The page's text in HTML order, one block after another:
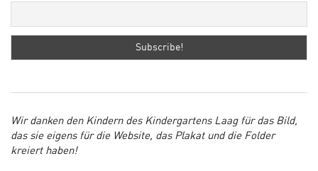
Wir danken den Kindern des Kindergartens Laag für das Bild,
das sie eigens für die Website, das Plakat und die Folder
kreiert haben!